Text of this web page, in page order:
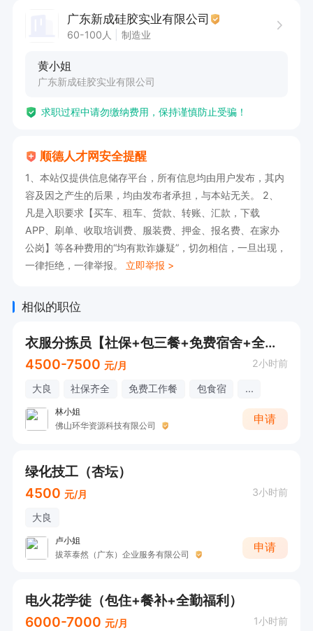
公司名称：广东顺德刚辉橡胶金属制品有限公司
地     址：容桂南区达盛大道一横路9号（南区“华
广东新成硅胶实业有限公司
60-100人 制造业
黄小姐
广东新成硅胶实业有限公司
求职过程中请勿缴纳费用，保持谨慎防止受骗！
顺德人才网安全提醒
1、本站仅提供信息储存平台，所有信息均由用户发布，其内
容及因之产生的后果，均由发布者承担，与本站无关。 2、
凡是入职要求【买车、租车、货款、转账、汇款，下载
APP、刷单、收取培训费、服装费、押金、报名费、在家办
公岗】等各种费用的“均有欺诈嫌疑”，切勿相信，一旦出现，
一律拒绝，一律举报。 立即举报 >
相似的职位
衣服分拣员【社保+包三餐+免费宿舍+全勤奖+工龄奖+房补+节日福利+年终奖】【请直接电话微信咨询！】
4500-7500 元/月 2小时前
大良 社保齐全 免费工作餐 包食宿 ...
林小姐
佛山环华资源科技有限公司
申请
绿化技工（杏坛）
4500 元/月 3小时前
大良
卢小姐
拔萃泰然（广东）企业服务有限公司
申请
电火花学徒（包住+餐补+全勤福利）
6000-7000 元/月 1小时前